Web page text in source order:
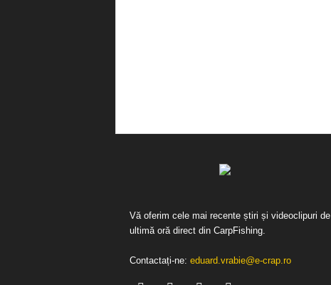
Vă oferim cele mai recente știri și videoclipuri de
ultimă oră direct din CarpFishing.
Contactați-ne: eduard.vrabie@e-crap.ro